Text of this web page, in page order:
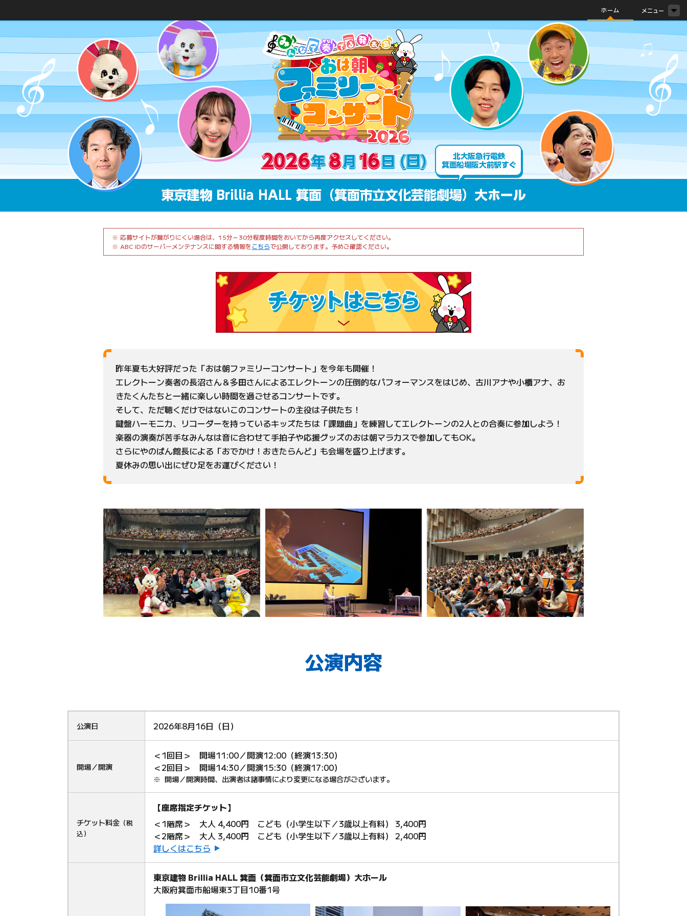
ホーム メニュー
応募サイトが繋がりにくい場合は、15分～30分程度時間をおいてから再度アクセスしてください。
ABC IDのサーバーメンテナンスに関する情報をこちらで公開しております。予めご確認ください。
昨年夏も大好評だった「おは朝ファミリーコンサート」を今年も開催！
エレクトーン奏者の長沼さん＆多田さんによるエレクトーンの圧倒的なパフォーマンスをはじめ、古川アナや小櫃アナ、お
きたくんたちと一緒に楽しい時間を過ごせるコンサートです。
そして、ただ聴くだけではないこのコンサートの主役は子供たち！
鍵盤ハーモニカ、リコーダーを持っているキッズたちは「課題曲」を練習してエレクトーンの2人との合奏に参加しよう！
楽器の演奏が苦手なみんなは音に合わせて手拍子や応援グッズのおは朝マラカスで参加してもOK。
さらにやのぱん館長による「おでかけ！おきたらんど」も会場を盛り上げます。
夏休みの思い出にぜひ足をお運びください！
公演内容
公演日 2026年8月16日（日）
開場／開演
＜1回目＞ 開場11:00／開演12:00（終演13:30）
＜2回目＞ 開場14:30／開演15:30（終演17:00）
開場／開演時間、出演者は諸事情により変更になる場合がございます。
チケット料金 （税
込）
【座席指定チケット】
＜1階席＞ 大人 4,400円 こども（小学生以下／3歳以上有料） 3,400円
＜2階席＞ 大人 3,400円 こども（小学生以下／3歳以上有料） 2,400円
詳しくはこちら
東京建物 Brillia HALL 箕面（箕面市立文化芸能劇場）大ホール
大阪府箕面市船場東3丁目10番1号